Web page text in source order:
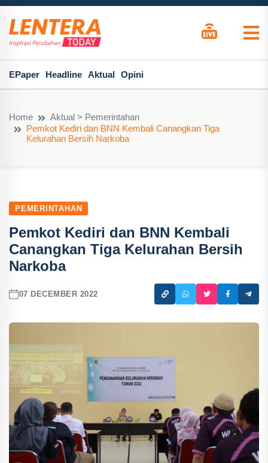
EPaper Headline Aktual Opini
Home
Aktual > Pemerintahan
Pemkot Kediri dan BNN Kembali Canangkan Tiga
Kelurahan Bersih Narkoba
PEMERINTAHAN
Pemkot Kediri dan BNN Kembali
Canangkan Tiga Kelurahan Bersih
Narkoba
07 DECEMBER 2022